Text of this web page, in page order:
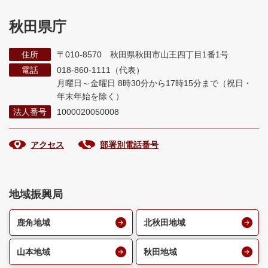
秋田県庁
住所
〒010-8570 秋田県秋田市山王四丁目1番1号
電話
018-860-1111（代表）
月曜日～金曜日 8時30分から17時15分まで （祝日・
年末年始を除く）
法人番号
1000020050008
アクセス 部署別電話番号
地域振興局
鹿角地域 北秋田地域
山本地域 秋田地域